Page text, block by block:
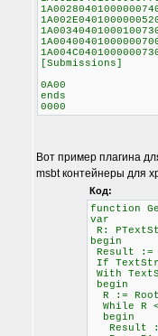
[Submissions]
0A00
ends
0000
Вот пример плагина
msbt контейнеры для
Код:
function
var
R:
begin
Result
If
With
begin
R :=
While R
begin
Result